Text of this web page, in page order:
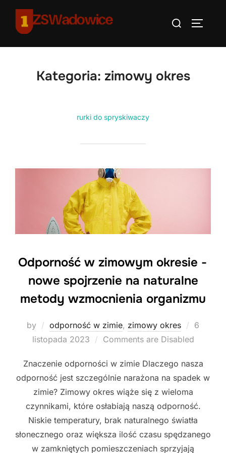
Skip
content
Search
Kategoria: zimowy okres
rurki do spryskiwaczy
Odporność w zimowym okresie -
nowe spojrzenie na naturalne
metody wzmocnienia organizmu
by odporność w zimie, zimowy okres
Posted
6
listopada 2023
Comments are Disabled
Znaczenie odporności w zimie Dlaczego nasza
odporność jest szczególnie narażona na spadek w
zimie? Zimowy okres wiąże się z wieloma
czynnikami, które osłabiają naszą odporność.
Niskie temperatury, brak naturalnego światła
słonecznego oraz większa ilość czasu spędzanego
w zamkniętych pomieszczeniach sprzyjają